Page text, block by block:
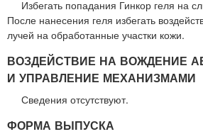
Избегать попадания Гинкор геля на
После нанесения геля избегать
лучей на обработанные участки кожи.
ВОЗДЕЙСТВИЕ НА ВОЖДЕНИЕ
И УПРАВЛЕНИЕ МЕХАНИЗМАМИ
Сведения отсутствуют.
ФОРМА ВЫПУСКА